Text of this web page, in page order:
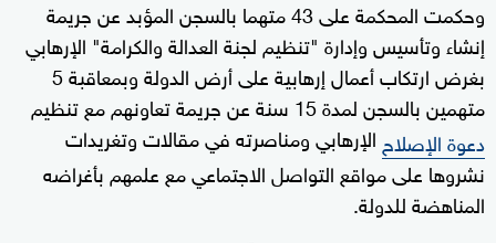
وحكمت المحكمة على 43 متهما بالسجن المؤبد عن جريمة
إنشاء وتأسيس وإدارة "تنظيم لجنة العدالة والكرامة" الإرهابي
بغرض ارتكاب أعمال إرهابية على أرض الدولة وبمعاقبة 5
متهمين بالسجن لمدة 15 سنة عن جريمة تعاونهم مع تنظيم
دعوة الإصلاح الإرهابي ومناصرته في مقالات وتغريدات
نشروها على مواقع التواصل الاجتماعي مع علمهم بأغراضه
المناهضة للدولة.